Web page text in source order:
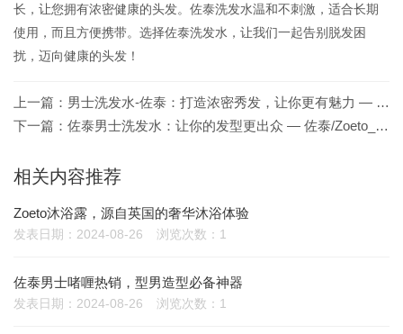
长，让您拥有浓密健康的头发。佐泰洗发水温和不刺激，适合长期
使用，而且方便携带。选择佐泰洗发水，让我们一起告别脱发困
扰，迈向健康的头发！
上一篇： 男士洗发水-佐泰：打造浓密秀发，让你更有魅力 — 佐泰/Zoeto_https://www.zoeto.com.cn/
下一篇： 佐泰男士洗发水：让你的发型更出众 — 佐泰/Zoeto_https://www.zoeto.com.cn/
相关内容推荐
Zoeto沐浴露，源自英国的奢华沐浴体验
发表日期：2024-08-26 浏览次数：1
佐泰男士啫喱热销，型男造型必备神器
发表日期：2024-08-26 浏览次数：1